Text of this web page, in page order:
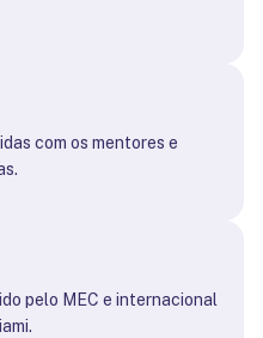
com os mentores e
pelo MEC e internacional